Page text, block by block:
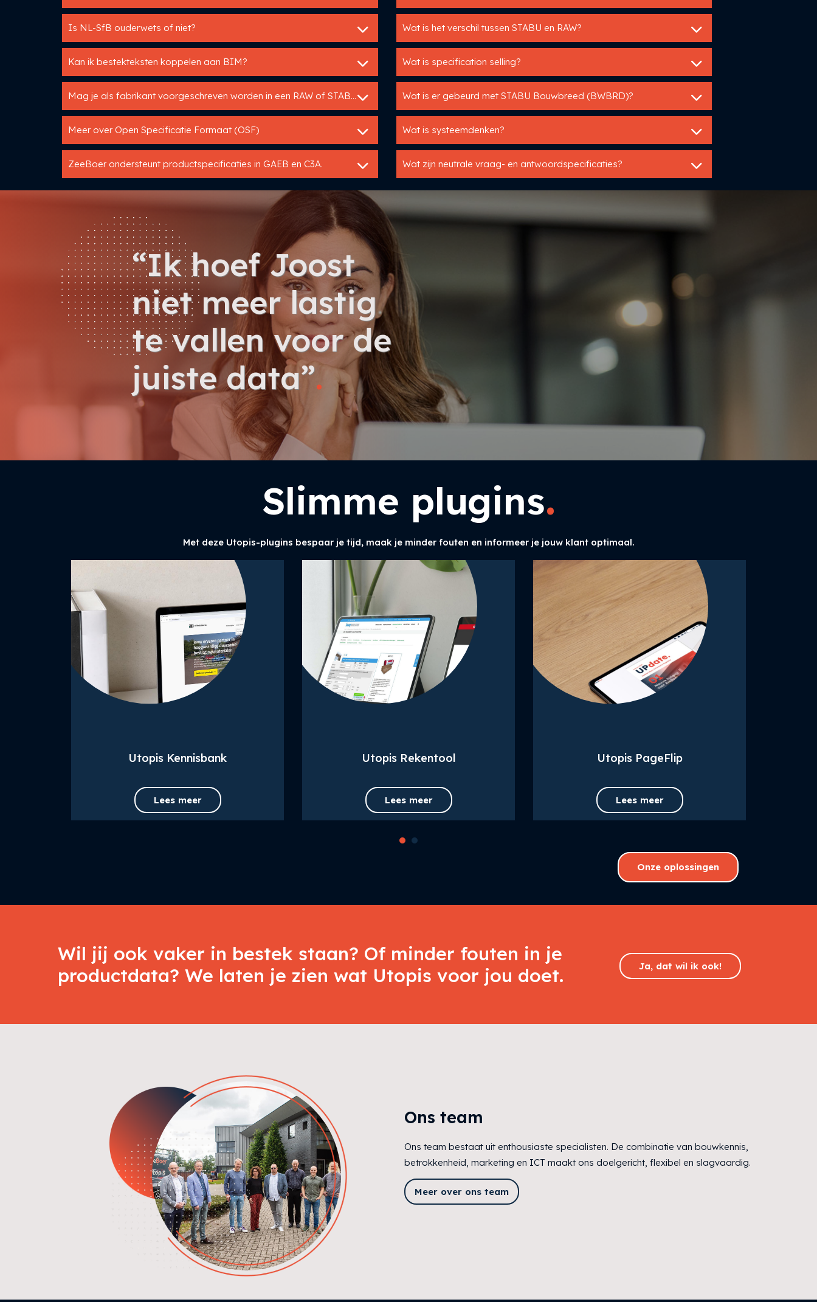
Is NL-SfB ouderwets of niet?
Kan ik bestekteksten koppelen aan BIM?
Mag je als fabrikant voorgeschreven worden in een RAW of STABU bestek?
Meer over Open Specificatie Formaat (OSF)
ZeeBoer ondersteunt productspecificaties in GAEB en C3A.
Wat is het verschil tussen STABU en RAW?
Wat is specification selling?
Wat is er gebeurd met STABU Bouwbreed (BWBRD)?
Wat is systeemdenken?
Wat zijn neutrale vraag- en antwoordspecificaties?
“Ik hoef Joost
niet meer lastig
te vallen voor de
juiste data”.
Slimme plugins.
Met deze Utopis-plugins bespaar je tijd, maak je minder fouten en informeer je jouw klant optimaal.
Utopis Kennisbank
Lees meer
Utopis Rekentool
Lees meer
Utopis PageFlip
Lees meer
Onze oplossingen
Wil jij ook vaker in bestek staan? Of minder fouten in je
productdata? We laten je zien wat Utopis voor jou doet.
Ja, dat wil ik ook!
Ons team
Ons team bestaat uit enthousiaste specialisten. De combinatie van bouwkennis,
betrokkenheid, marketing en ICT maakt ons doelgericht, flexibel en slagvaardig.
Meer over ons team